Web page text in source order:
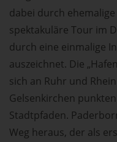
dabei durch
spektakuläre Tour im
durch eine einmalige
auszeichnet. Die
sich an Ruhr und
Gelsenkirchen
Stadtpfaden.
Weg heraus, der als